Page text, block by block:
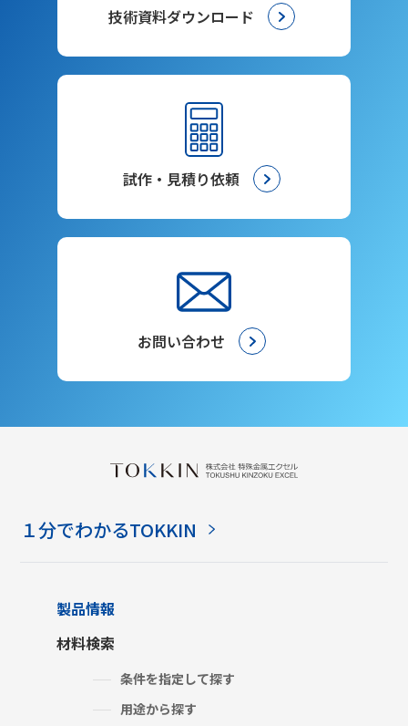
技術資料ダウンロード
試作・見積り依頼
お問い合わせ
１分でわかるTOKKIN
製品情報
材料検索
条件を指定して探す
用途から探す